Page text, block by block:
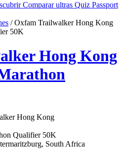
Comparar ultras Quiz Passport
/ Oxfam Trailwalker Hong Kong
50K
Hong Kong
Hong Kong
Qualifier 50K
South Africa